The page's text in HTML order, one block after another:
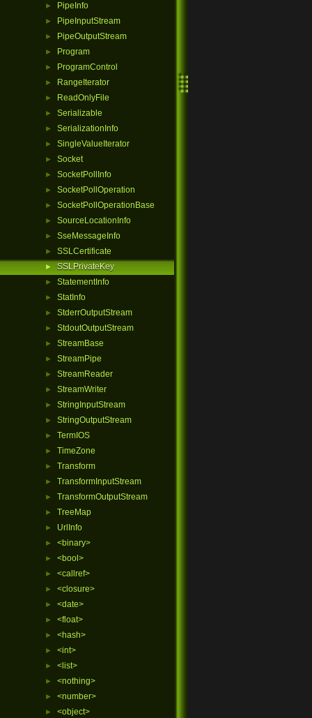
► PipeInfo
► PipeInputStream
► PipeOutputStream
► Program
► ProgramControl
► RangeIterator
► ReadOnlyFile
► Serializable
► SerializationInfo
► SingleValueIterator
► Socket
► SocketPollInfo
► SocketPollOperation
► SocketPollOperationBase
► SourceLocationInfo
► SseMessageInfo
► SSLCertificate
► SSLPrivateKey
► StatementInfo
► StatInfo
► StderrOutputStream
► StdoutOutputStream
► StreamBase
► StreamPipe
► StreamReader
► StreamWriter
► StringInputStream
► StringOutputStream
► TermIOS
► TimeZone
► Transform
► TransformInputStream
► TransformOutputStream
► TreeMap
► UrlInfo
► <binary>
► <bool>
► <callref>
► <closure>
► <date>
► <float>
► <hash>
► <int>
► <list>
► <nothing>
► <number>
► <object>